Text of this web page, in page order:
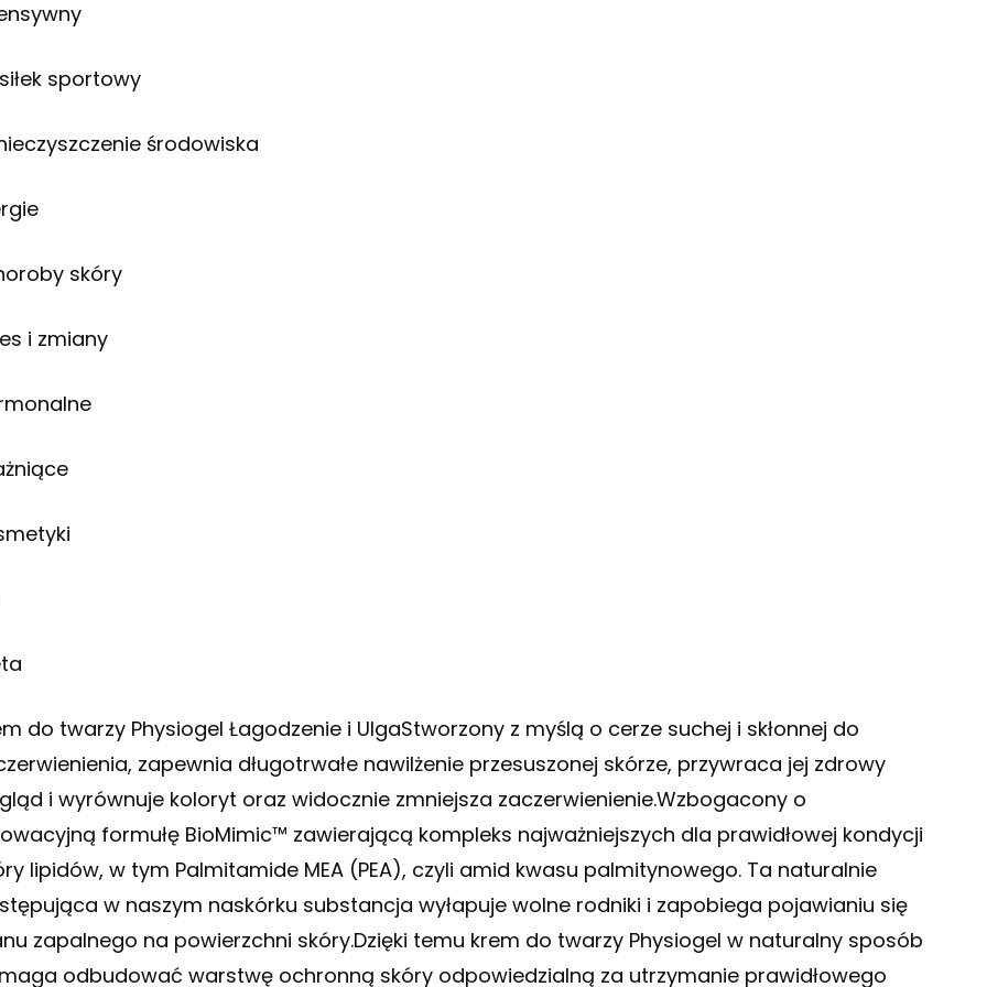
sportowy
środowiska
skóry
i zmiany
do twarzy Physiogel Łagodzenie i UlgaStworzony z myślą o cerze suchej i skłonnej do
zapewnia długotrwałe nawilżenie przesuszonej skórze, przywraca jej zdrowy
i wyrównuje koloryt oraz widocznie zmniejsza zaczerwienienie.Wzbogacony o
formułę BioMimic™ zawierającą kompleks najważniejszych dla prawidłowej kondycji
lipidów, w tym Palmitamide MEA (PEA), czyli amid kwasu palmitynowego. Ta naturalnie
w naszym naskórku substancja wyłapuje wolne rodniki i zapobiega pojawianiu się
zapalnego na powierzchni skóry.Dzięki temu krem do twarzy Physiogel w naturalny sposób
odbudować warstwę ochronną skóry odpowiedzialną za utrzymanie prawidłowego